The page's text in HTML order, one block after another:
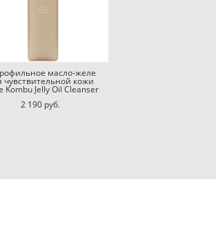
масло-желе
чувствительной кожи
Kombu Jelly Oil Cleanser
2 190 pуб.